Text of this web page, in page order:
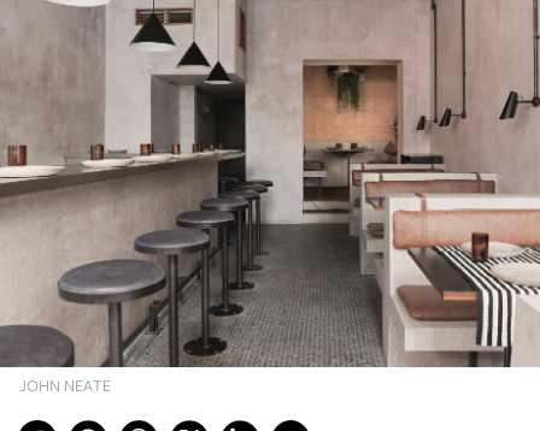
JOHN NEATE